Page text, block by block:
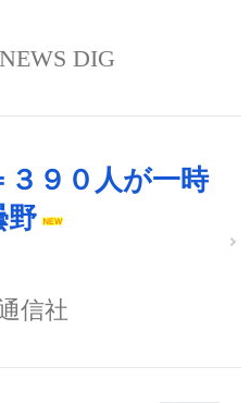
DIG
９０人が一時
野
信社